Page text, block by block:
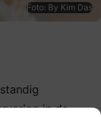
Foto: By Kim Das
in de